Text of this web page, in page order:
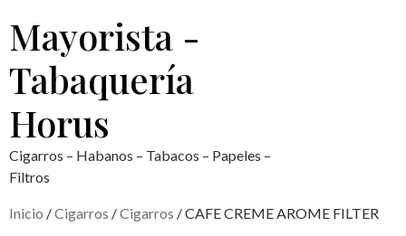
Mayorista -
Tabaquería
Horus
Cigarros – Habanos – Tabacos – Papeles –
Filtros
Inicio /Cigarros /Cigarros / CAFE CREME AROME FILTER